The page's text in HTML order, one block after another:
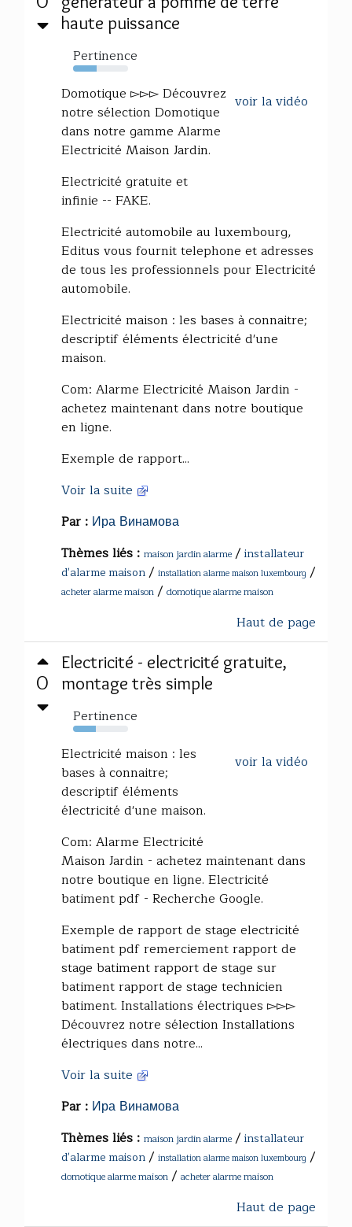
haute puissance
Pertinence
43%
voir la vidéo
Domotique ▻▻▻ Découvrez
notre sélection Domotique
dans notre gamme Alarme
Electricité Maison Jardin.
Electricité gratuite et
infinie -- FAKE.
Electricité automobile au luxembourg,
Editus vous fournit telephone et adresses
de tous les professionnels pour Electricité
automobile.
Electricité maison : les bases à connaitre;
descriptif éléments électricité d'une
maison.
Com: Alarme Electricité Maison Jardin -
achetez maintenant dans notre boutique
en ligne.
Exemple de rapport...
Voir la suite
Par : Ира Винамова
Thèmes liés : maison jardin alarme / installateur
d'alarme maison/ installation alarme maison luxembourg /
acheter alarme maison / domotique alarme maison
Haut de page
0
Electricité - electricité gratuite,
montage très simple
Pertinence
41%
voir la vidéo
Electricité maison : les
bases à connaitre;
descriptif éléments
électricité d'une maison.
Com: Alarme Electricité
Maison Jardin - achetez maintenant dans
notre boutique en ligne. Electricité
batiment pdf - Recherche Google.
Exemple de rapport de stage electricité
batiment pdf remerciement rapport de
stage batiment rapport de stage sur
batiment rapport de stage technicien
batiment. Installations électriques ▻▻▻
Découvrez notre sélection Installations
électriques dans notre...
Voir la suite
Par : Ира Винамова
Thèmes liés : maison jardin alarme / installateur
d'alarme maison/ installation alarme maison luxembourg /
domotique alarme maison / acheter alarme maison
Haut de page